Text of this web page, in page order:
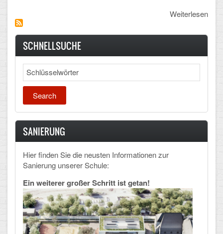
Weiterlesen
SCHNELLSUCHE
Search
SANIERUNG
Hier finden Sie die neusten Informationen zur
Sanierung unserer Schule:
Ein weiterer großer Schritt ist getan!